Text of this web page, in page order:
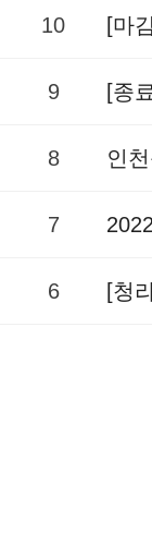
10 [마
9 [종
8 인
7
6 [청